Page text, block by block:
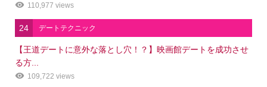
110,977 views
24 デートテクニック
【王道デートに意外な落とし穴！？】映画館デートを成功させ
る方...
109,722 views